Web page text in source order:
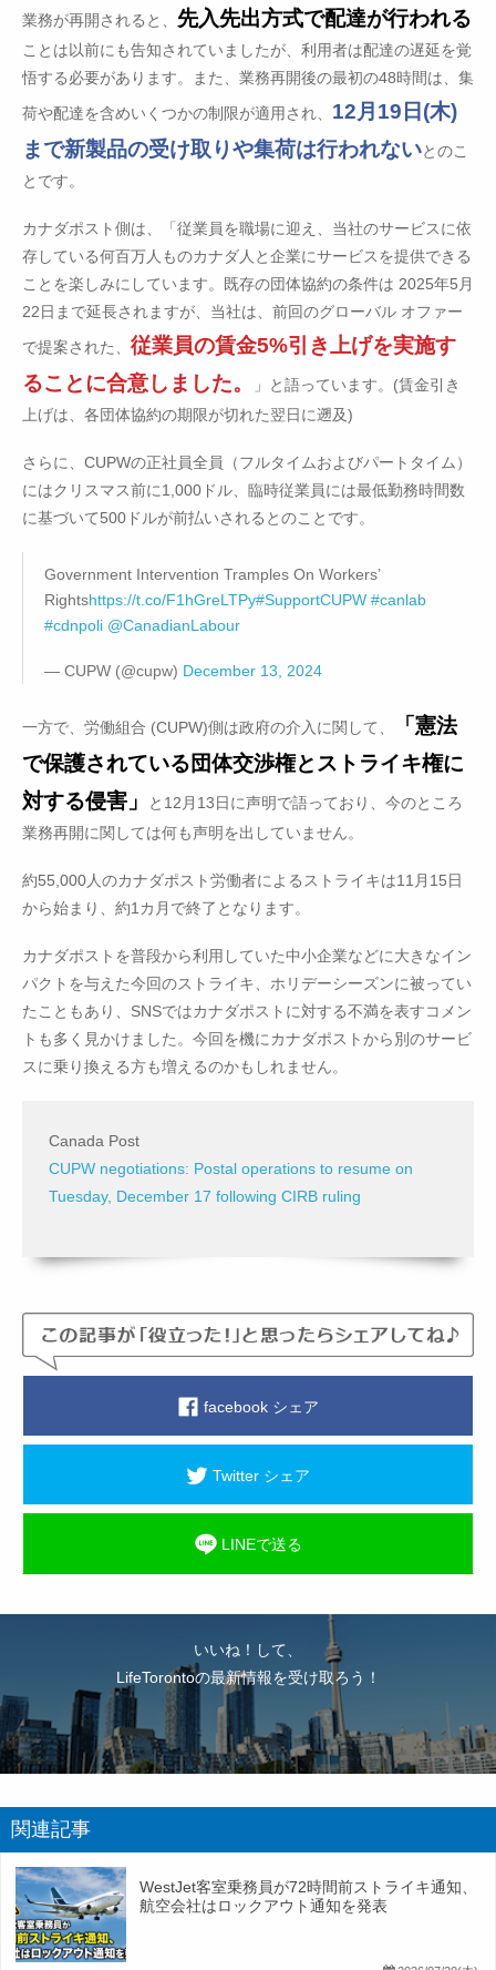
業務が再開されると、 先入先出方式で配達が行われる
ことは以前にも告知されていましたが、利用者は配達の遅延を覚
悟する必要があります。また、業務再開後の最初の48時間は、集
荷や配達を含めいくつかの制限が適用され、 12月19日(木)
まで新製品の受け取りや集荷は行われないとのこ
とです。
カナダポスト側は、「従業員を職場に迎え、当社のサービスに依
存している何百万人ものカナダ人と企業にサービスを提供できる
ことを楽しみにしています。既存の団体協約の条件は 2025年5月
22日まで延長されますが、当社は、前回のグローバル オファー
で提案された、 従業員の賃金5%引き上げを実施す
ることに合意しました。
」と語っています。(賃金引き
上げは、各団体協約の期限が切れた翌日に遡及)
さらに、CUPWの正社員全員（フルタイムおよびパートタイム）
にはクリスマス前に1,000ドル、臨時従業員には最低勤務時間数
に基づいて500ドルが前払いされるとのことです。
Government Intervention Tramples On Workers’
Rightshttps://t.co/F1hGreLTPy#SupportCUPW #canlab
#cdnpoli @CanadianLabour
— CUPW (@cupw) December 13, 2024
一方で、労働組合 (CUPW)側は政府の介入に関して、
「憲法
で保護されている団体交渉権とストライキ権に
対する侵害」
と12月13日に声明で語っており、今のところ
業務再開に関しては何も声明を出していません。
約55,000人のカナダポスト労働者によるストライキは11月15日
から始まり、約1カ月で終了となります。
カナダポストを普段から利用していた中小企業などに大きなイン
パクトを与えた今回のストライキ、ホリデーシーズンに被ってい
たこともあり、SNSではカナダポストに対する不満を表すコメン
トも多く見かけました。今回を機にカナダポストから別のサービ
スに乗り換える方も増えるのかもしれません。
Canada Post
CUPW negotiations: Postal operations to resume on
Tuesday, December 17 following CIRB ruling
facebook シェア
Twitter シェア
LINEで送る
いいね！して、
LifeTorontoの最新情報を受け取ろう！
関連記事
WestJet客室乗務員が72時間前ストライキ通知、
航空会社はロックアウト通知を発表